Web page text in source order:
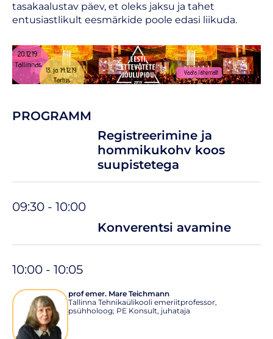
tasakaalustav päev, et oleks jaksu ja tahet
entusiastlikult eesmärkide poole edasi liikuda.
PROGRAMM
Registreerimine ja
hommikukohv koos
suupistetega
09:30 - 10:00
Konverentsi avamine
10:00 - 10:05
prof emer. Mare Teichmann
Tallinna Tehnikaülikooli emeriitprofessor,
psühholoog; PE Konsult, juhataja